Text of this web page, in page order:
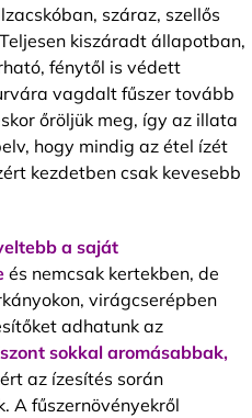
száraz, szellős
kiszáradt állapotban,
fénytől is védett
vagdalt fűszer tovább
őröljük meg, így az illata
hogy mindig az étel ízét
kezdetben csak kevesebb
a saját
és nemcsak kertekben, de
virágcserépben
adhatunk az
sokkal aromásabbak,
az ízesítés során
A fűszernövényekről